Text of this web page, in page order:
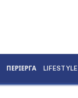
ΠΕΡΙΕΡΓΑ LIFESTYLE